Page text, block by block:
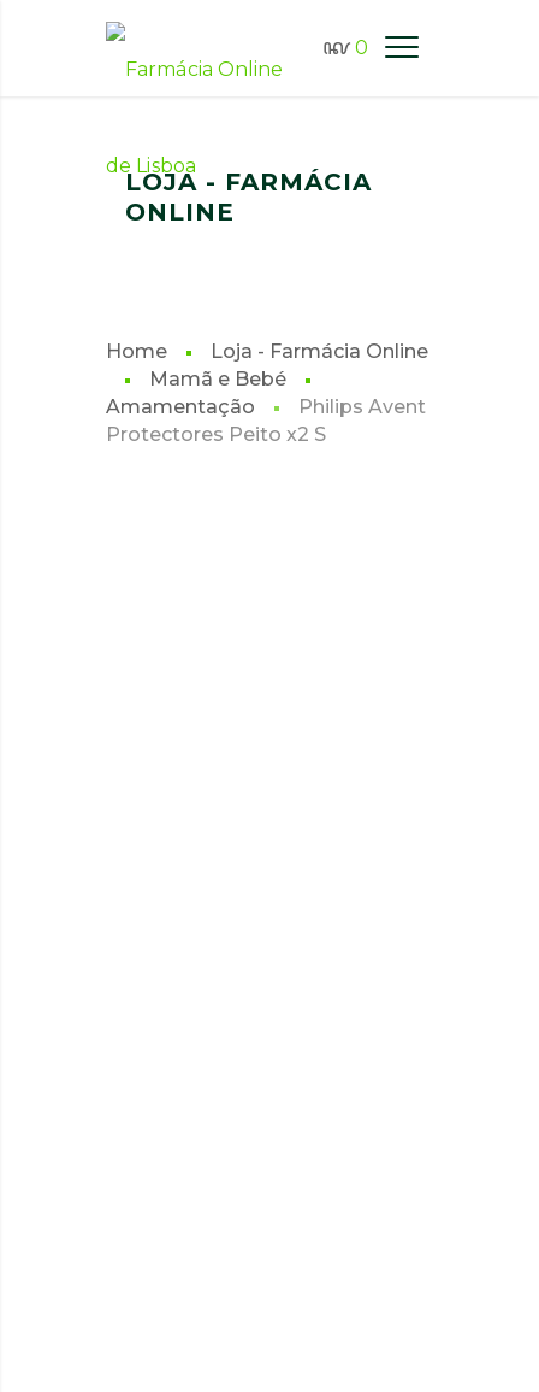
0
FARMÁCIA ONLINE LISBOA
LOJA - FARMÁCIA
ONLINE
Home
Loja - Farmácia Online
Mamã e Bebé
Amamentação
Philips Avent
Protectores Peito x2 S